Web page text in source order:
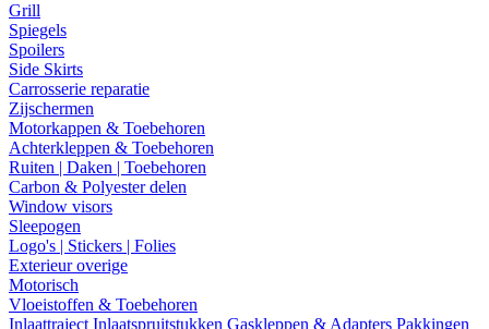
Grill
Spiegels
Spoilers
Side Skirts
Carrosserie reparatie
Zijschermen
Motorkappen & Toebehoren
Achterkleppen & Toebehoren
Ruiten | Daken | Toebehoren
Carbon & Polyester delen
Window visors
Sleepogen
Logo's | Stickers | Folies
Exterieur overige
Motorisch
Vloeistoffen & Toebehoren
Inlaattraject Inlaatspruitstukken Gaskleppen & Adapters Pakkingen